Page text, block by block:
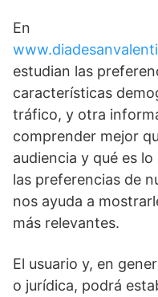
En
estudian las
características
tráfico, y otra
comprender mejor
audiencia y qué es
las preferencias de
nos ayuda a
más relevantes.
El usuario y, en
o jurídica, podrá